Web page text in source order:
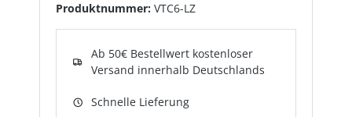
Produktnummer: VTC6-LZ
Ab 50€ Bestellwert kostenloser
Versand innerhalb Deutschlands
Schnelle Lieferung